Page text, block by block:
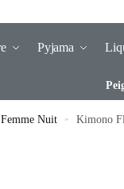
Pyjama
Nuit » Kimono